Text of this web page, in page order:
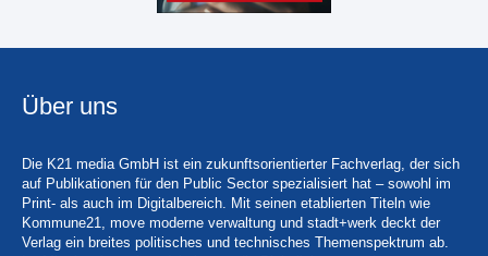
Über uns
Die K21 media GmbH ist ein zukunftsorientierter Fachverlag, der sich
auf Publikationen für den Public Sector spezialisiert hat – sowohl im
Print- als auch im Digitalbereich. Mit seinen etablierten Titeln wie
Kommune21, move moderne verwaltung und stadt+werk deckt der
Verlag ein breites politisches und technisches Themenspektrum ab.